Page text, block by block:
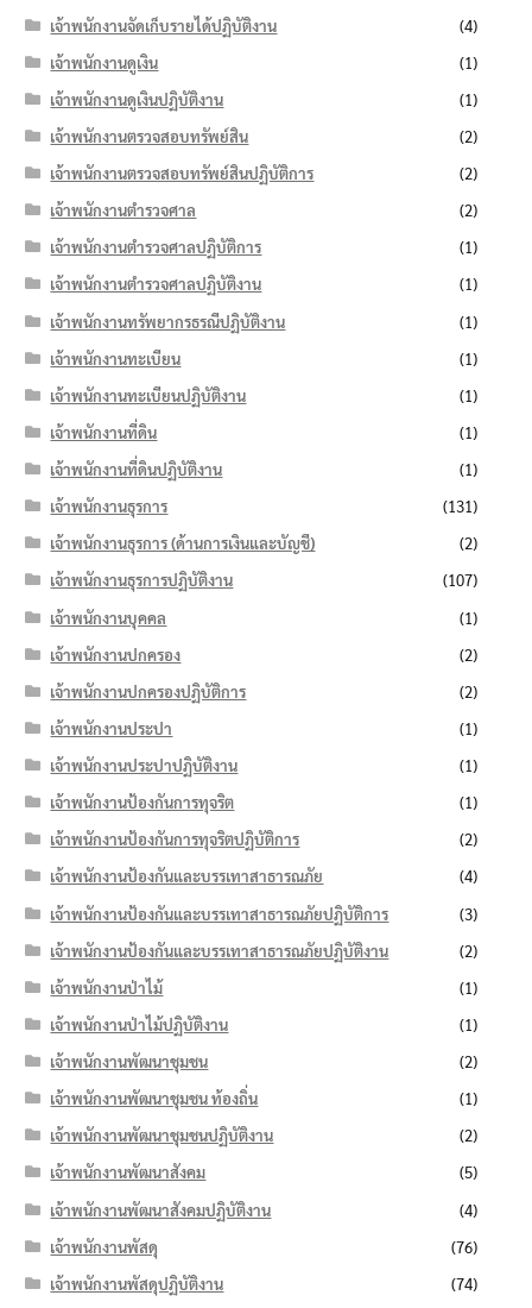
เจ้าพนักงานจัดเก็บรายได้ปฏิบัติงาน
(4)
เจ้าพนักงานดูเงิน
(1)
เจ้าพนักงานดูเงินปฏิบัติงาน
(1)
เจ้าพนักงานตรวจสอบทรัพย์สิน
(2)
เจ้าพนักงานตรวจสอบทรัพย์สินปฏิบัติการ
(2)
เจ้าพนักงานตำรวจศาล
(2)
เจ้าพนักงานตำรวจศาลปฏิบัติการ
(1)
เจ้าพนักงานตำรวจศาลปฏิบัติงาน
(1)
เจ้าพนักงานทรัพยากรธรณีปฏิบัติงาน
(1)
เจ้าพนักงานทะเบียน
(1)
เจ้าพนักงานทะเบียนปฏิบัติงาน
(1)
เจ้าพนักงานที่ดิน
(1)
เจ้าพนักงานที่ดินปฏิบัติงาน
(1)
เจ้าพนักงานธุรการ
(131)
เจ้าพนักงานธุรการ (ด้านการเงินและบัญชี)
(2)
เจ้าพนักงานธุรการปฏิบัติงาน
(107)
เจ้าพนักงานบุคคล
(1)
เจ้าพนักงานปกครอง
(2)
เจ้าพนักงานปกครองปฏิบัติการ
(2)
เจ้าพนักงานประปา
(1)
เจ้าพนักงานประปาปฏิบัติงาน
(1)
เจ้าพนักงานป้องกันการทุจริต
(1)
เจ้าพนักงานป้องกันการทุจริตปฏิบัติการ
(2)
เจ้าพนักงานป้องกันและบรรเทาสาธารณภัย
(4)
เจ้าพนักงานป้องกันและบรรเทาสาธารณภัยปฏิบัติการ
(3)
เจ้าพนักงานป้องกันและบรรเทาสาธารณภัยปฏิบัติงาน
(2)
เจ้าพนักงานป่าไม้
(1)
เจ้าพนักงานป่าไม้ปฏิบัติงาน
(1)
เจ้าพนักงานพัฒนาชุมชน
(2)
เจ้าพนักงานพัฒนาชุมชน ท้องถิ่น
(1)
เจ้าพนักงานพัฒนาชุมชนปฏิบัติงาน
(2)
เจ้าพนักงานพัฒนาสังคม
(5)
เจ้าพนักงานพัฒนาสังคมปฏิบัติงาน
(4)
เจ้าพนักงานพัสดุ
(76)
เจ้าพนักงานพัสดุปฏิบัติงาน
(74)